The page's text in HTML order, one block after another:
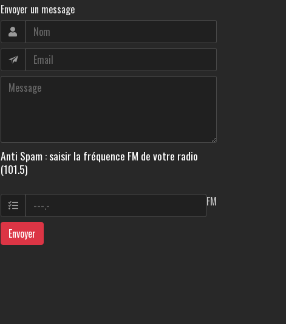
Envoyer un message
Anti Spam : saisir la fréquence FM de votre radio
(101.5)
FM
Envoyer